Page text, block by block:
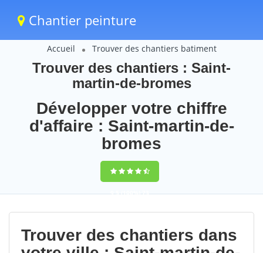
Chantier peinture
Accueil Trouver des chantiers batiment
Trouver des chantiers : Saint-
martin-de-bromes
Développer votre chiffre
d'affaire : Saint-martin-de-
bromes
9,5(100%)73
votes
Trouver des chantiers dans